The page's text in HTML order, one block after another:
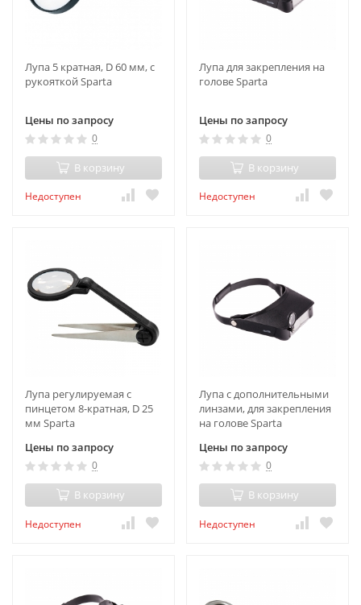
Лупа 5 кратная, D 60 мм, с
рукояткой Sparta
Цены по запросу
0
В корзину
Недоступен
Лупа для закрепления на
голове Sparta
Цены по запросу
0
В корзину
Недоступен
Лупа регулируемая с
пинцетом 8-кратная, D 25
мм Sparta
Цены по запросу
0
В корзину
Недоступен
Лупа с дополнительными
линзами, для закрепления
на голове Sparta
Цены по запросу
0
В корзину
Недоступен